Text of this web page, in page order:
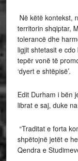
Në këtë kontekst,
territorin shqiptar,
tolerancë dhe
ligjit shtetasit e
tepër vonë të
‘dyert e shtëpisë’.
Edit Durham i bën
librat e saj, duke
“Traditat e forta
shpëtojnë jetët e
Qendra e